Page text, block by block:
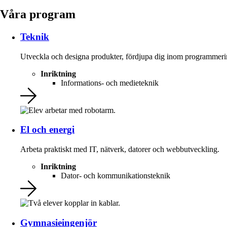
Våra program
Teknik
Utveckla och designa produkter, fördjupa dig inom
Inriktning
Informations- och medieteknik
El och energi
Arbeta praktiskt med IT, nätverk, datorer och webbutveckling.
Inriktning
Dator- och kommunikationsteknik
Gymnasieingenjör